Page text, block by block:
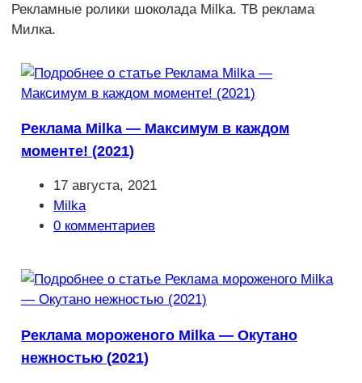
Рекламные ролики шоколада Milka. ТВ реклама
Милка.
Реклама Milka — Максимум в каждом
моменте! (2021)
Запись
опубликована:
17 августа, 2021
Рубрика
записи:
Milka
Комментарии
0 комментариев
Реклама мороженого Milka — Окутано
нежностью (2021)